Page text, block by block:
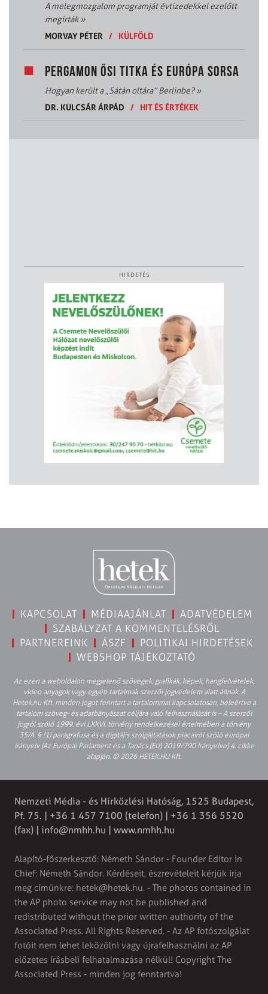
A melegmozgalom programját évtizedekkel ezelőtt
megírták»
MORVAY PÉTER
/ KÜLFÖLD
PERGAMON ŐSI TITKA ÉS EURÓPA SORSA
Hogyan került a „Sátán oltára” Berlinbe?»
DR. KULCSÁR ÁRPÁD
/ HIT ÉS ÉRTÉKEK
HIRDETÉS
KAPCSOLAT MÉDIAAJÁNLAT
ADATVÉDELEM
SZABÁLYZAT A KOMMENTELÉSRŐL
PARTNEREINK
ÁSZF
POLITIKAI HIRDETÉSEK
WEBSHOP TÁJÉKOZTATÓ
Az ezen a weboldalon megjelenő szövegek, grafikák, képek, hangfelvételek,
video anyagok vagy egyéb tartalmak szerzői jogvédelem alatt állnak. A
Hetek.hu Kft. minden jogot fenntart a tartalommal kapcsolatosan, beleértve a
tartalom szöveg- és adatbányászat céljára való felhasználását is – A szerzői
jogról szóló 1999. évi LXXVI. törvény rendelkezései értelmében a törvény
35/A. § (1) paragrafusa és a digitális szolgáltatások piacairól szóló európai
irányelv (Az Európai Parlament és a Tanács (EU) 2019/790 Irányelve) 4. cikke
alapján. © 2026 HETEK.HU Kft.
Nemzeti Média - és Hírközlési Hatóság, 1525 Budapest,
Pf. 75. | +36 1 457 7100 (telefon) | +36 1 356 5520
(fax) | info@nmhh.hu | www.nmhh.hu
Alapító-főszerkesztő: Németh Sándor - Founder Editor in
Chief: Németh Sándor. Kérdéseit, észrevételeit kérjük írja
meg címünkre: hetek@hetek.hu. - The photos contained in
the AP photo service may not be published and
redistributed without the prior written authority of the
Associated Press. All Rights Reserved. - Az AP fotószolgálat
fotóit nem lehet leközölni vagy újrafelhasználni az AP
előzetes írásbeli felhatalmazása nélkül! Copyright The
Associated Press - minden jog fenntartva!